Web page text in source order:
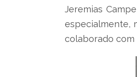
Jeremias
especialmente,
colaborado com